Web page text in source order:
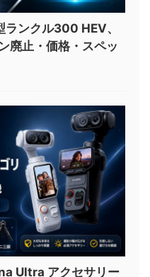
ランクル300 HEV、
廃止・価格・スペッ
Ultra アクセサリー